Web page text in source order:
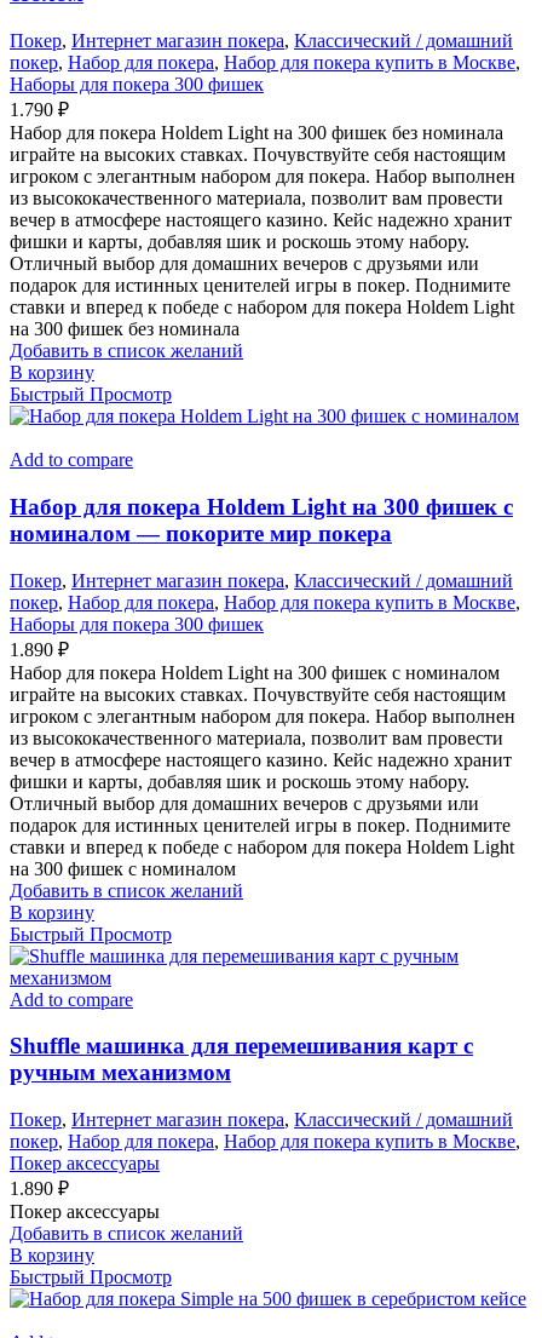
Покер, Интернет магазин покера, Классический / домашний
покер, Набор для покера, Набор для покера купить в Москве,
Наборы для покера 300 фишек
1.790 ₽
Набор для покера Holdem Light на 300 фишек без номинала
играйте на высоких ставках. Почувствуйте себя настоящим
игроком с элегантным набором для покера. Набор выполнен
из высококачественного материала, позволит вам провести
вечер в атмосфере настоящего казино. Кейс надежно хранит
фишки и карты, добавляя шик и роскошь этому набору.
Отличный выбор для домашних вечеров с друзьями или
подарок для истинных ценителей игры в покер. Поднимите
ставки и вперед к победе с набором для покера Holdem Light
на 300 фишек без номинала
Добавить в список желаний
В корзину
Быстрый Просмотр
Add to compare
Набор для покера Holdem Light на 300 фишек с
номиналом — покорите мир покера
Покер, Интернет магазин покера, Классический / домашний
покер, Набор для покера, Набор для покера купить в Москве,
Наборы для покера 300 фишек
1.890 ₽
Набор для покера Holdem Light на 300 фишек с номиналом
играйте на высоких ставках. Почувствуйте себя настоящим
игроком с элегантным набором для покера. Набор выполнен
из высококачественного материала, позволит вам провести
вечер в атмосфере настоящего казино. Кейс надежно хранит
фишки и карты, добавляя шик и роскошь этому набору.
Отличный выбор для домашних вечеров с друзьями или
подарок для истинных ценителей игры в покер. Поднимите
ставки и вперед к победе с набором для покера Holdem Light
на 300 фишек с номиналом
Добавить в список желаний
В корзину
Быстрый Просмотр
Add to compare
Shuffle машинка для перемешивания карт c
ручным механизмом
Покер, Интернет магазин покера, Классический / домашний
покер, Набор для покера, Набор для покера купить в Москве,
Покер аксессуары
1.890 ₽
Покер аксессуары
Добавить в список желаний
В корзину
Быстрый Просмотр